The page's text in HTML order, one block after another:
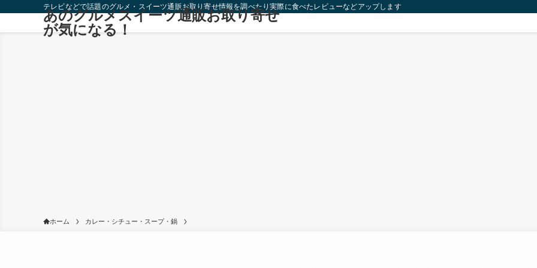
テレビなどで話題のグルメ・スイーツ通販お取り寄せ情報を調べたり実際に食べたレビューなどアップします！
あのグルメスイーツ通販お取り寄せ
が気になる！
ホーム カレー・シチュー・スープ・鍋